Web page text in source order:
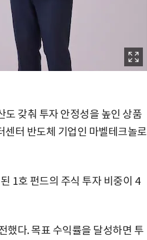
도 갖춰 투자 안정성을 높인 상품
터 반도체 기업인 마벨테크놀로
1호 펀드의 주식 투자 비중이 4
했다. 목표 수익률을 달성하면 투